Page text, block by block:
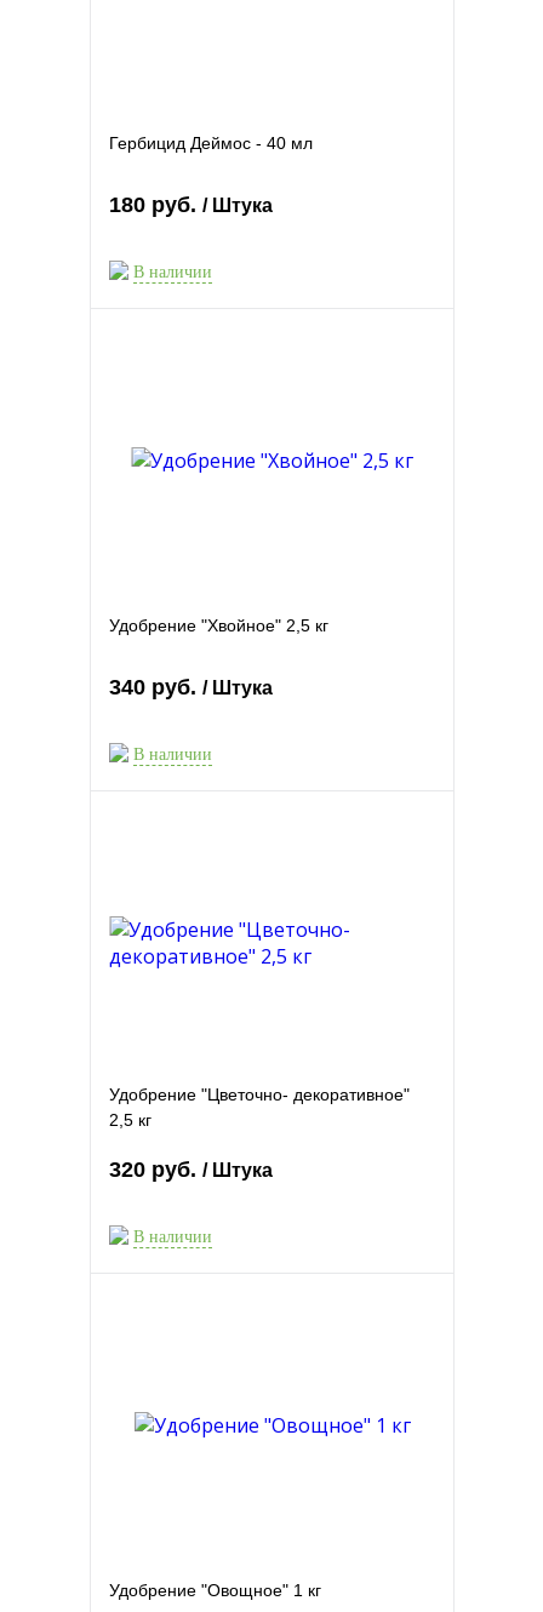
Гербицид Деймос - 40 мл
180 руб. / Штука
В наличии
Удобрение "Хвойное" 2,5 кг
340 руб. / Штука
В наличии
Удобрение "Цветочно- декоративное"
2,5 кг
320 руб. / Штука
В наличии
Удобрение "Овощное" 1 кг